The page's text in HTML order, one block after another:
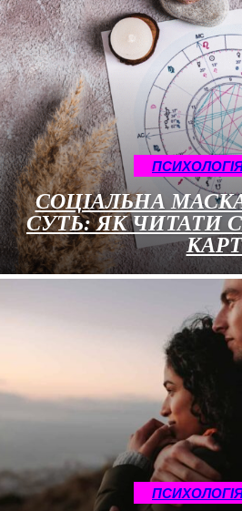
СОЦІАЛЬНА
СУТЬ: ЯК ЧИТАТИ